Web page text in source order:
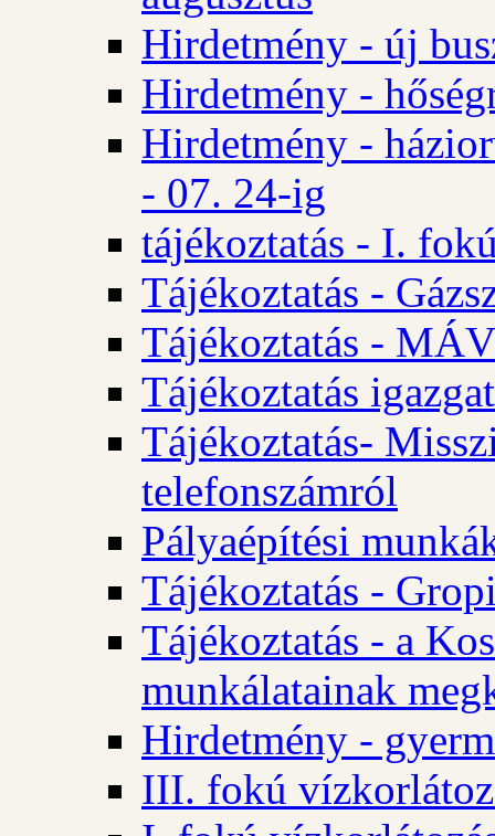
Hirdetmény - új
Hirdetmény -
Hirdetmény -
- 07. 24-ig
tájékoztatás - I.
Tájékoztatás -
Tájékoztatás -
Tájékoztatás
Tájékoztatás-
telefonszámról
Pályaépítési
Tájékoztatás -
Tájékoztatás - a
munkálatainak
Hirdetmény -
III. fokú